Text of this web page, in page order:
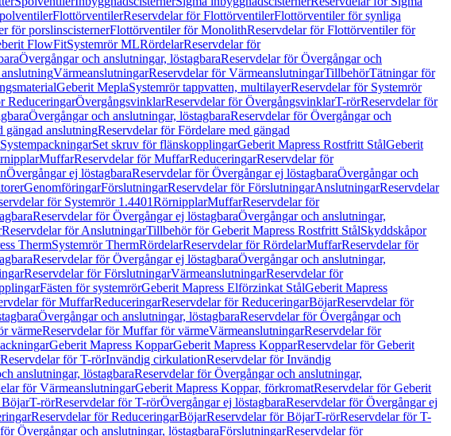
FlottörventilerReservdelar för FlottörventilerFlottörventiler för synliga
för porslinscisternerFlottörventiler för MonolithReservdelar för Flottörventiler för
FlowFitSystemrör MLRördelarReservdelar för
Övergångar och anslutningar, löstagbaraReservdelar för Övergångar och
VärmeanslutningarReservdelar för VärmeanslutningarTillbehörTätningar för
Geberit MeplaSystemrör tappvatten, multilayerReservdelar för Systemrör
ReduceringarÖvergångsvinklarReservdelar för ÖvergångsvinklarT-rörReservdelar för
Övergångar och anslutningar, löstagbaraReservdelar för Övergångar och
gängad anslutningReservdelar för Fördelare med gängad
SystempackningarSet skruv för flänskopplingarGeberit Mapress Rostfritt StålGeberit
MuffarReservdelar för MuffarReduceringarReservdelar för
Övergångar ej löstagbaraReservdelar för Övergångar ej löstagbaraÖvergångar och
GenomföringarFörslutningarReservdelar för FörslutningarAnslutningarReservdelar
för Systemrör 1.4401RörnipplarMuffarReservdelar för
Reservdelar för Övergångar ej löstagbaraÖvergångar och anslutningar,
Reservdelar för AnslutningarTillbehör för Geberit Mapress Rostfritt StålSkyddskåpor
ThermSystemrör ThermRördelarReservdelar för RördelarMuffarReservdelar för
Reservdelar för Övergångar ej löstagbaraÖvergångar och anslutningar,
Reservdelar för FörslutningarVärmeanslutningarReservdelar för
Fästen för systemrörGeberit Mapress Elförzinkat StålGeberit Mapress
för MuffarReduceringarReservdelar för ReduceringarBöjarReservdelar för
Övergångar och anslutningar, löstagbaraReservdelar för Övergångar och
värmeReservdelar för Muffar för värmeVärmeanslutningarReservdelar för
Geberit Mapress KopparGeberit Mapress KopparReservdelar för Geberit
Reservdelar för T-rörInvändig cirkulationReservdelar för Invändig
anslutningar, löstagbaraReservdelar för Övergångar och anslutningar,
för VärmeanslutningarGeberit Mapress Koppar, förkromatReservdelar för Geberit
BöjarT-rörReservdelar för T-rörÖvergångar ej löstagbaraReservdelar för Övergångar ej
Reservdelar för ReduceringarBöjarReservdelar för BöjarT-rörReservdelar för T-
Övergångar och anslutningar, löstagbaraFörslutningarReservdelar för